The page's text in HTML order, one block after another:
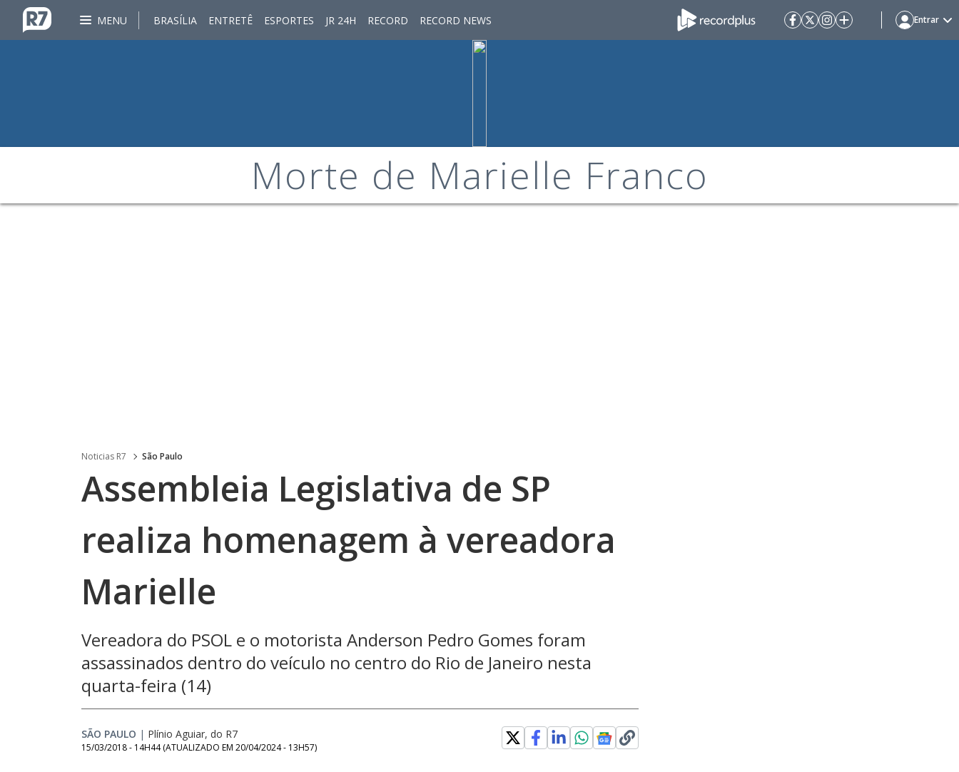
MENU BRASÍLIA ENTRETÊ ESPORTES JR 24H RECORD RECORD NEWS Entrar
Morte de Marielle Franco
Noticias R7 São Paulo
Assembleia Legislativa de SP
realiza homenagem à vereadora
Marielle
Vereadora do PSOL e o motorista Anderson Pedro Gomes foram
assassinados dentro do veículo no centro do Rio de Janeiro nesta
quarta-feira (14)
SÃO PAULO | Plínio Aguiar, do R7
15/03/2018 - 14H44 (ATUALIZADO EM 20/04/2024 - 13H57)